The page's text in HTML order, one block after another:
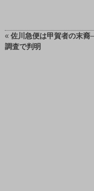
« 佐川急便は甲賀者の末裔
調査で判明